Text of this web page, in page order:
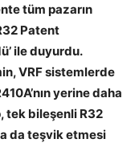
tüm pazarın
Patent
ile duyurdu.
VRF sistemlerde
yerine daha
tek bileşenli R32
da teşvik etmesi